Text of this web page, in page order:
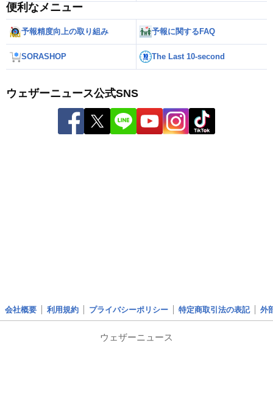
便利なメニュー
予報精度向上の取り組み 予報に関するFAQ
SORASHOP The Last 10-second
ウェザーニュース公式SNS
会社概要 利用規約 プライバシーポリシー 特定商取引法の表記 外
ウェザーニュース